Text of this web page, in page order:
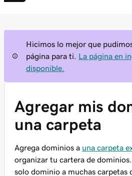
Hicimos lo mejor que
página para ti.
La página en
disponible.
Agregar mis
una carpeta
Agrega dominios a una carpeta
organizar tu cartera de
solo dominio a muchas carpetas